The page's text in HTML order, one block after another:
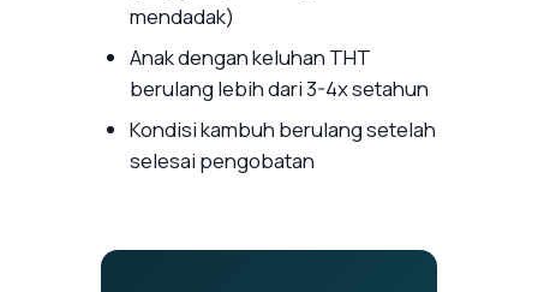
mendadak)
Anak dengan keluhan THT
berulang lebih dari 3-4x setahun
Kondisi kambuh berulang setelah
selesai pengobatan